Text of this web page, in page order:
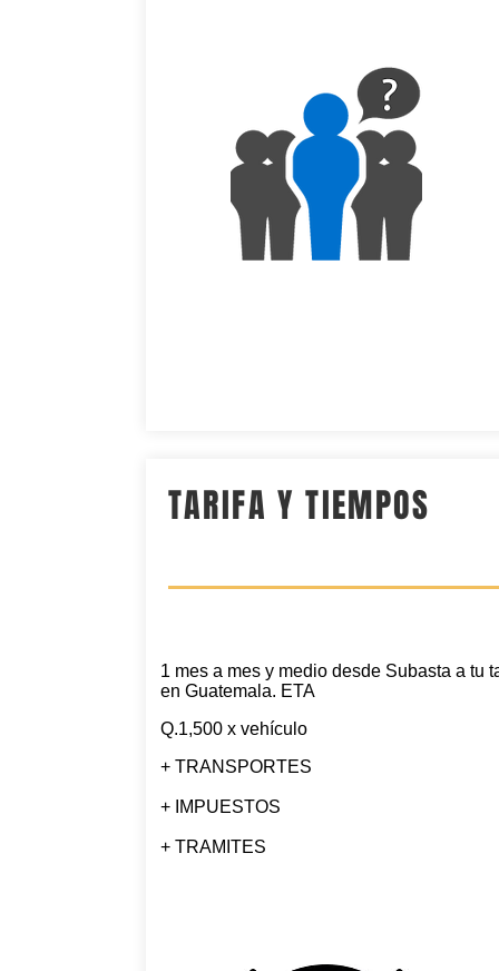
TARIFA Y TIEMPOS
1 mes a mes y medio desde Subasta a tu
en Guatemala. ETA
Q.1,500 x vehículo
+ TRANSPORTES
+ IMPUESTOS
+ TRAMITES